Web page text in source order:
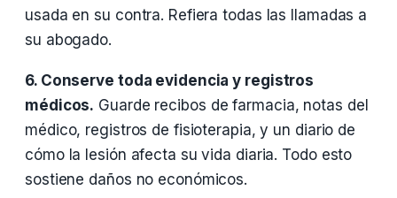
usada en su contra. Refiera todas las llamadas a
su abogado.
6. Conserve toda evidencia y registros
médicos. Guarde recibos de farmacia, notas del
médico, registros de fisioterapia, y un diario de
cómo la lesión afecta su vida diaria. Todo esto
sostiene daños no económicos.